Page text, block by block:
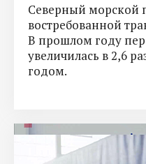
Северный морской
востребованной
В прошлом году
увеличилась в 2,6
годом.